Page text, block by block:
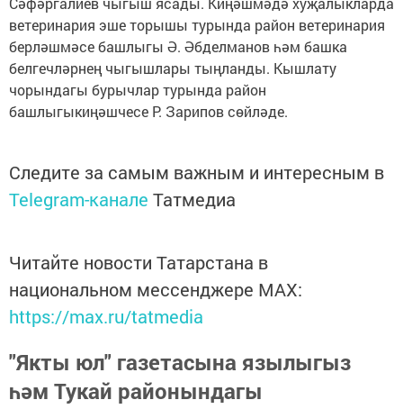
ветеринария эше торышы турында район ветеринария
берләшмәсе башлыгы Ә. Әбделманов һәм башка
белгечләрнең чыгышлары тыңланды. Кышлату
чорындагы бурычлар турында район
башлыгыкиңәшчесе Р. Зарипов сөйләде.
Следите за самым важным и интересным в
Telegram-канале Татмедиа
Читайте новости Татарстана в
национальном мессенджере MАХ:
https://max.ru/tatmedia
"Якты юл" газетасына язылыгыз
һәм Тукай районындагы